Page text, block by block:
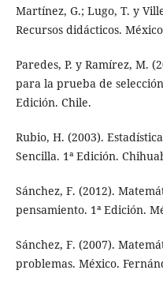
Martínez, G.; Lugo, T. y
Recursos didácticos.
Paredes, P. y Ramírez, M.
para la prueba de
Edición. Chile.
Rubio, H. (2003).
Sencilla. 1ª Edición.
Sánchez, F. (2012).
pensamiento. 1ª Edición.
Sánchez, F. (2007).
problemas. México.